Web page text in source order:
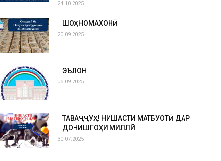
24.10.2025
ШОҲНОМАХОНӢ
20.09.2025
ЭЪЛОН
05.09.2025
ТАВАҶҶУҲ! НИШАСТИ МАТБУОТӢ ДАР
ДОНИШГОҲИ МИЛЛӢ
30.07.2025